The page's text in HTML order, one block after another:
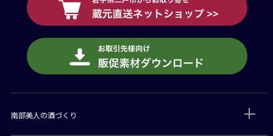
南部美人の酒づくり